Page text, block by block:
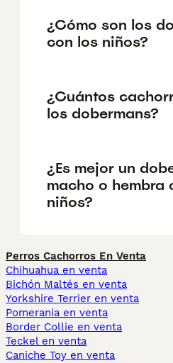
¿Cómo son los
con los niños?
¿Cuántos
los dobermans?
¿Es mejor un
macho o hembra
niños?
Perros Cachorros En Venta
Chihuahua en venta
Bichón Maltés en venta
Yorkshire Terrier en venta
Pomerania en venta
Border Collie en venta
Teckel en venta
Caniche Toy en venta